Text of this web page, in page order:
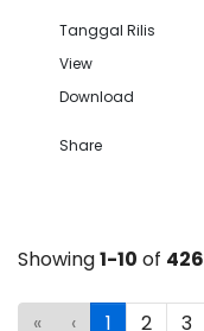
Tanggal Rilis
View
Download
Share
Showing1-10 of 426
« ‹ 1 2 3